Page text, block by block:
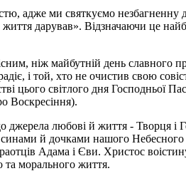
адже ми святкуємо незбагненну
дарував». Відзначаючи це
ніж майбутній день славного
і той, хто не очистив свою
цього світлого дня Господньої
Воскресіння).
джерела любові й життя - Творця і
й дочками нашого
Адама і Єви. Христос
та морального життя.